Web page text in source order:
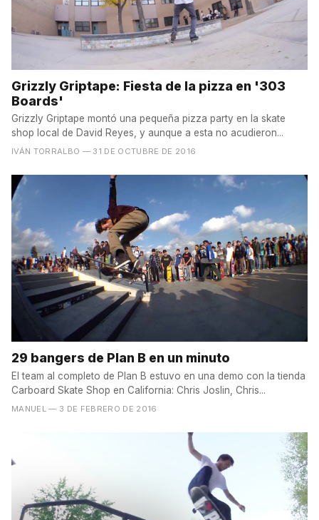
Grizzly Griptape: Fiesta de la pizza en '303
Boards'
Grizzly Griptape montó una pequeña pizza party en la skate
shop local de David Reyes, y aunque a esta no acudieron...
IVÁN TORRALBO — 31 DE OCTUBRE DE 2016
29 bangers de Plan B en un minuto
El team al completo de Plan B estuvo en una demo con la tienda
Carboard Skate Shop en California: Chris Joslin, Chris...
MANUEL — 3 DE FEBRERO DE 2016